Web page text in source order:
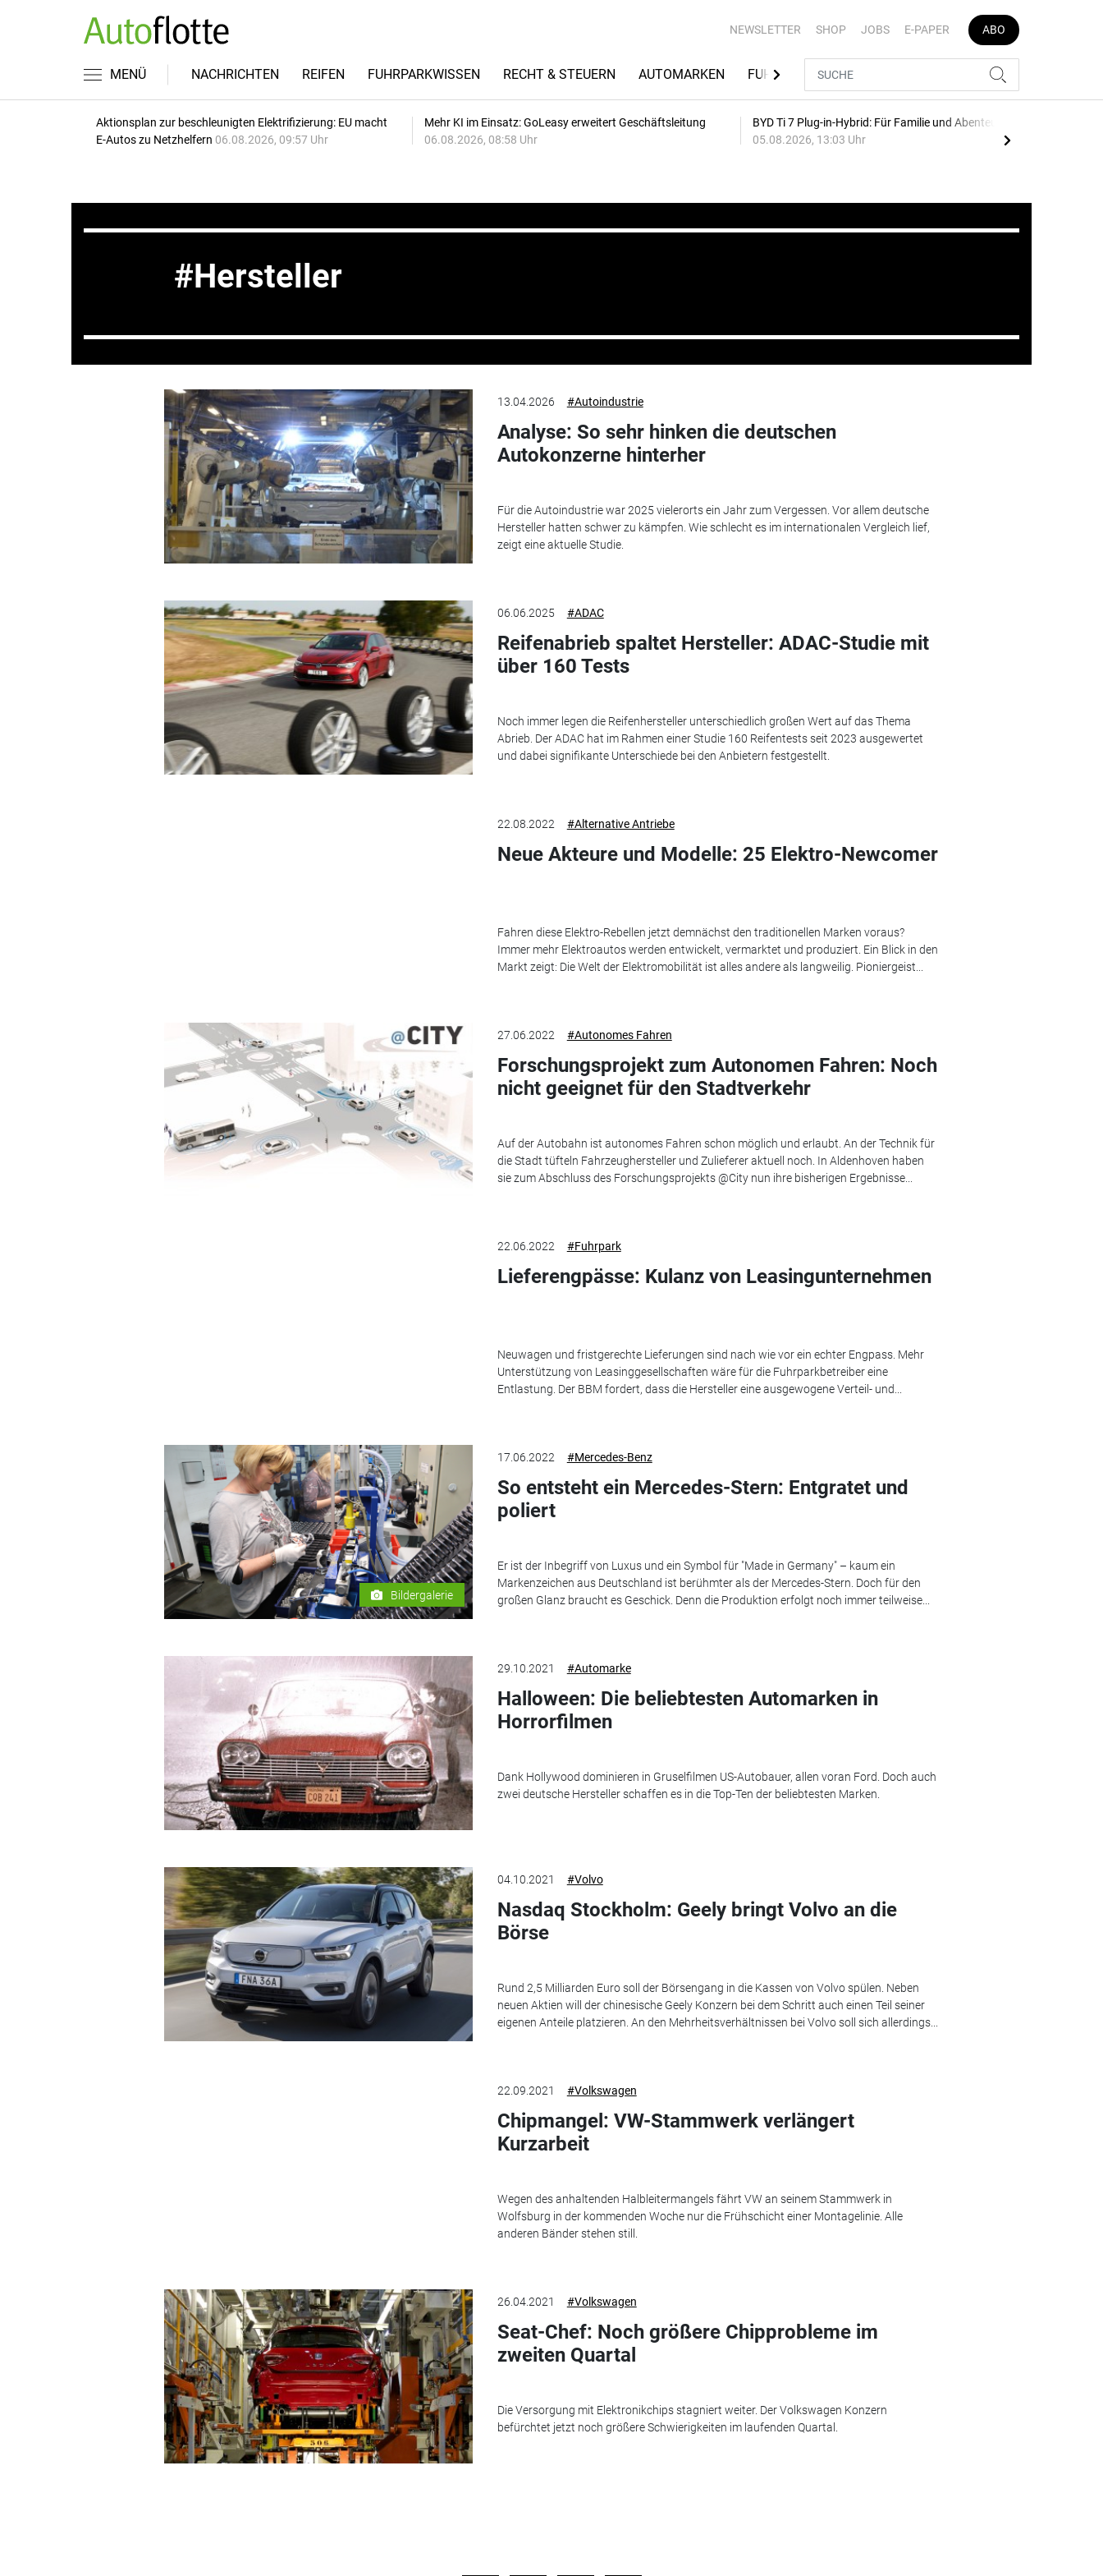
NEWSLETTER SHOP JOBS E-PAPER ABO
MENÜ NACHRICHTEN REIFEN FUHRPARKWISSEN RECHT & STEUERN AUTOMARKEN FUHRPARK-TOOLS FLOTTENLÖSUNGEN
Aktionsplan zur beschleunigten Elektrifizierung: EU macht
E-Autos zu Netzhelfern 06.08.2026, 09:57 Uhr
Mehr KI im Einsatz: GoLeasy erweitert Geschäftsleitung
06.08.2026, 08:58 Uhr
BYD Ti 7 Plug-in-Hybrid: Für Familie und Abenteuer
05.08.2026, 13:03 Uhr
Hersteller
13.04.2026 #Autoindustrie
Analyse: So sehr hinken die deutschen
Autokonzerne hinterher
Für die Autoindustrie war 2025 vielerorts ein Jahr zum Vergessen. Vor allem deutsche
Hersteller hatten schwer zu kämpfen. Wie schlecht es im internationalen Vergleich lief,
zeigt eine aktuelle Studie.
06.06.2025 #ADAC
Reifenabrieb spaltet Hersteller: ADAC-Studie mit
über 160 Tests
Noch immer legen die Reifenhersteller unterschiedlich großen Wert auf das Thema
Abrieb. Der ADAC hat im Rahmen einer Studie 160 Reifentests seit 2023 ausgewertet
und dabei signifikante Unterschiede bei den Anbietern festgestellt.
22.08.2022 #Alternative Antriebe
Neue Akteure und Modelle: 25 Elektro-Newcomer
Fahren diese Elektro-Rebellen jetzt demnächst den traditionellen Marken voraus?
Immer mehr Elektroautos werden entwickelt, vermarktet und produziert. Ein Blick in den
Markt zeigt: Die Welt der Elektromobilität ist alles andere als langweilig. Pioniergeist...
27.06.2022 #Autonomes Fahren
Forschungsprojekt zum Autonomen Fahren: Noch
nicht geeignet für den Stadtverkehr
Auf der Autobahn ist autonomes Fahren schon möglich und erlaubt. An der Technik für
die Stadt tüfteln Fahrzeughersteller und Zulieferer aktuell noch. In Aldenhoven haben
sie zum Abschluss des Forschungsprojekts @City nun ihre bisherigen Ergebnisse...
22.06.2022 #Fuhrpark
Lieferengpässe: Kulanz von Leasingunternehmen
Neuwagen und fristgerechte Lieferungen sind nach wie vor ein echter Engpass. Mehr
Unterstützung von Leasinggesellschaften wäre für die Fuhrparkbetreiber eine
Entlastung. Der BBM fordert, dass die Hersteller eine ausgewogene Verteil- und...
Bildergalerie
17.06.2022 #Mercedes-Benz
So entsteht ein Mercedes-Stern: Entgratet und
poliert
Er ist der Inbegriff von Luxus und ein Symbol für "Made in Germany" – kaum ein
Markenzeichen aus Deutschland ist berühmter als der Mercedes-Stern. Doch für den
großen Glanz braucht es Geschick. Denn die Produktion erfolgt noch immer teilweise...
29.10.2021 #Automarke
Halloween: Die beliebtesten Automarken in
Horrorfilmen
Dank Hollywood dominieren in Gruselfilmen US-Autobauer, allen voran Ford. Doch auch
zwei deutsche Hersteller schaffen es in die Top-Ten der beliebtesten Marken.
04.10.2021 #Volvo
Nasdaq Stockholm: Geely bringt Volvo an die
Börse
Rund 2,5 Milliarden Euro soll der Börsengang in die Kassen von Volvo spülen. Neben
neuen Aktien will der chinesische Geely Konzern bei dem Schritt auch einen Teil seiner
eigenen Anteile platzieren. An den Mehrheitsverhältnissen bei Volvo soll sich allerdings...
22.09.2021 #Volkswagen
Chipmangel: VW-Stammwerk verlängert
Kurzarbeit
Wegen des anhaltenden Halbleitermangels fährt VW an seinem Stammwerk in
Wolfsburg in der kommenden Woche nur die Frühschicht einer Montagelinie. Alle
anderen Bänder stehen still.
26.04.2021 #Volkswagen
Seat-Chef: Noch größere Chipprobleme im
zweiten Quartal
Die Versorgung mit Elektronikchips stagniert weiter. Der Volkswagen Konzern
befürchtet jetzt noch größere Schwierigkeiten im laufenden Quartal.